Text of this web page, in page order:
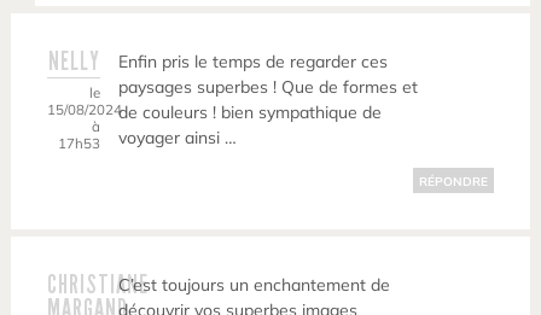
NELLY
le
15/08/2024
à
17h53
Enfin pris le temps de regarder ces
paysages superbes ! Que de formes et
de couleurs ! bien sympathique de
voyager ainsi …
RÉPONDRE
CHRISTIANEC’est toujours un enchantement de
découvrir vos superbes images